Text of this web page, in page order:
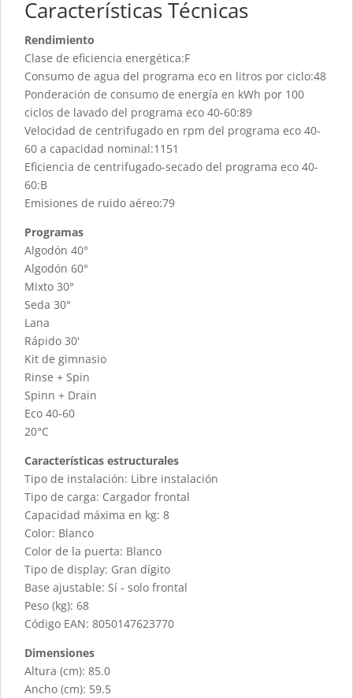
Características Técnicas
Rendimiento
Clase de eficiencia energética:F
Consumo de agua del programa eco en litros por ciclo:48
Ponderación de consumo de energía en kWh por 100
ciclos de lavado del programa eco 40-60:89
Velocidad de centrifugado en rpm del programa eco 40-
60 a capacidad nominal:1151
Eficiencia de centrifugado-secado del programa eco 40-
60:B
Emisiones de ruido aéreo:79
Programas
Algodón 40°
Algodón 60°
Mixto 30°
Seda 30°
Lana
Rápido 30'
Kit de gimnasio
Rinse + Spin
Spinn + Drain
Eco 40-60
20°C
Características estructurales
Tipo de instalación: Libre instalación
Tipo de carga: Cargador frontal
Capacidad máxima en kg: 8
Color: Blanco
Color de la puerta: Blanco
Tipo de display: Gran dígito
Base ajustable: Sí - solo frontal
Peso (kg): 68
Código EAN: 8050147623770
Dimensiones
Altura (cm): 85.0
Ancho (cm): 59.5